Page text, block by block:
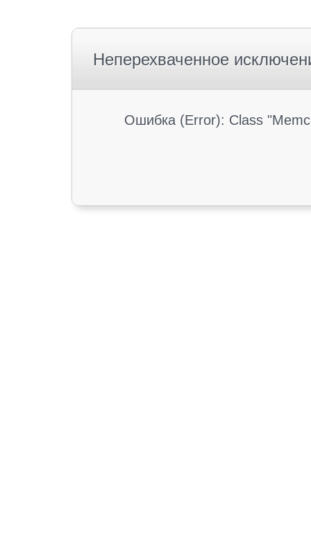
Неперехваченное
Ошибка (Error): Class